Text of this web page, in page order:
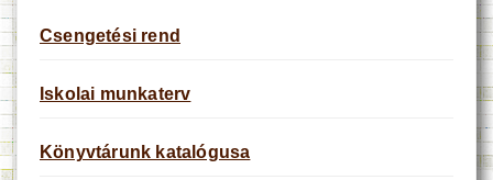
Csengetési rend
Iskolai munkaterv
Könyvtárunk katalógusa